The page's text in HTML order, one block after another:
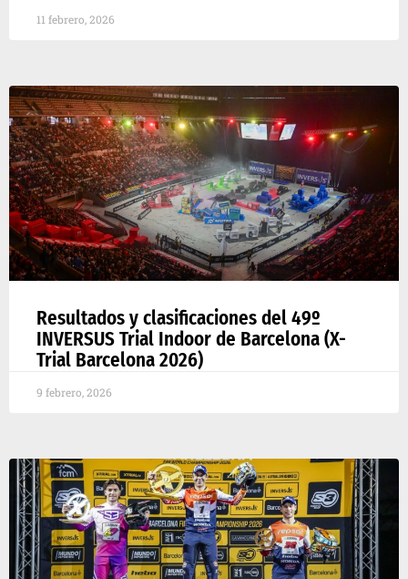
11 febrero, 2026
Resultados y clasificaciones del 49º
INVERSUS Trial Indoor de Barcelona (X-
Trial Barcelona 2026)
9 febrero, 2026